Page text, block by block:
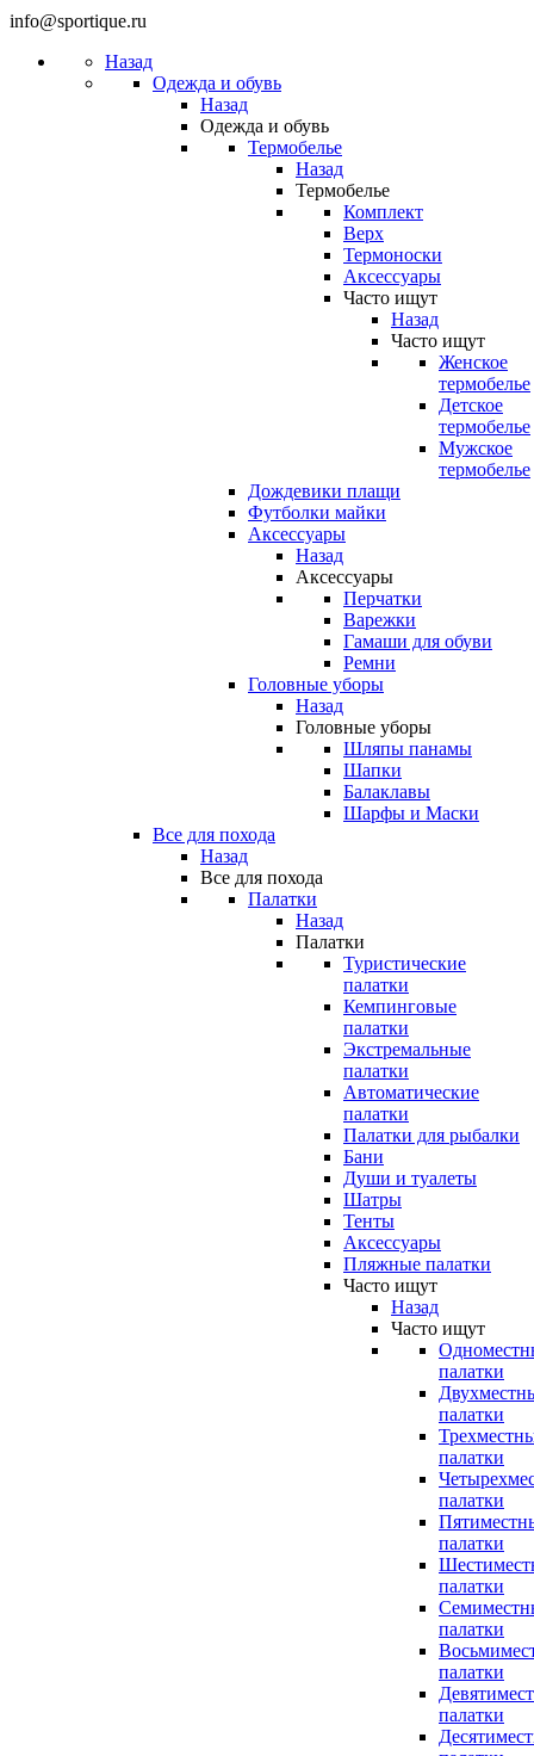
info@sportique.ru
Назад
Одежда и обувь
Назад
Одежда и обувь
Термобелье
Назад
Термобелье
Комплект
Верх
Термоноски
Аксессуары
Часто ищут
Назад
Часто ищут
Женское
термобелье
Детское
термобелье
Мужское
термобелье
Дождевики плащи
Футболки майки
Аксессуары
Назад
Аксессуары
Перчатки
Варежки
Гамаши для обуви
Ремни
Головные уборы
Назад
Головные уборы
Шляпы панамы
Шапки
Балаклавы
Шарфы и Маски
Все для похода
Назад
Все для похода
Палатки
Назад
Палатки
Туристические
палатки
Кемпинговые
палатки
Экстремальные
палатки
Автоматические
палатки
Палатки для рыбалки
Бани
Души и туалеты
Шатры
Тенты
Аксессуары
Пляжные палатки
Часто ищут
Назад
Часто ищут
палатки
палатки
палатки
палатки
палатки
палатки
палатки
палатки
палатки